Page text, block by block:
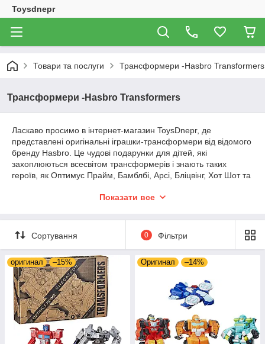
Toysdnepr
Товари та послуги Трансформери -Hasbro Transformers
Трансформери -Hasbro Transformers
Ласкаво просимо в інтернет-магазин ToysDnepr, де
представлені оригінальні іграшки-трансформери від відомого
бренду Hasbro. Це чудові подарунки для дітей, які
захоплюються всесвітом трансформерів і знають таких
героїв, як Оптимус Прайм, Бамблбі, Арсі, Бліцвінг, Хот Шот та
дрібної моторики, логічного мислення та уяви. У нас ви
доставки по Україні, щоб ваше замовлення прибуло
якнайшвидше
Показати все
Сортування 0 Фільтри
оригинал –15% Оригинал –14%